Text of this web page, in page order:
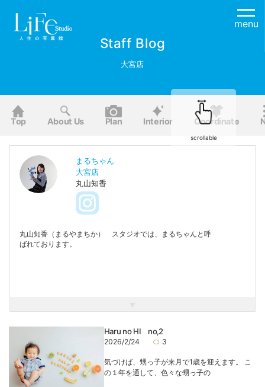
menu
Staff Blog
大宮店
Top About Us Plan Interior Coordinate
scrollable
まるちゃん
大宮店
丸山知香
丸山知香（まるやまちか） スタジオでは、まるちゃんと呼
ばれております。
スタジオにご来店される皆さまと楽しい撮影時間と、心が温
かくなるような写真をご提供させていただきます。
私の写真でたくさんの人に笑顔が届けられますように…。
Haru no HI no,2
2026/2/24 3
気づけば、甥っ子が来月で1歳を迎えます。 こ
の１年を通して、色々な甥っ子の